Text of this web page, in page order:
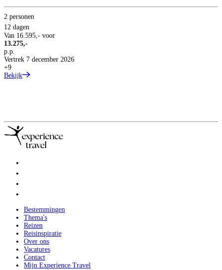
2 personen
12 dagen
Van 16.595,- voor
13.275,-
p.p.
Vertrek 7 december 2026
+9
Bekijk
Bestemmingen
Thema's
Reizen
Reisinspiratie
Over ons
Vacatures
Contact
Mijn Experience Travel